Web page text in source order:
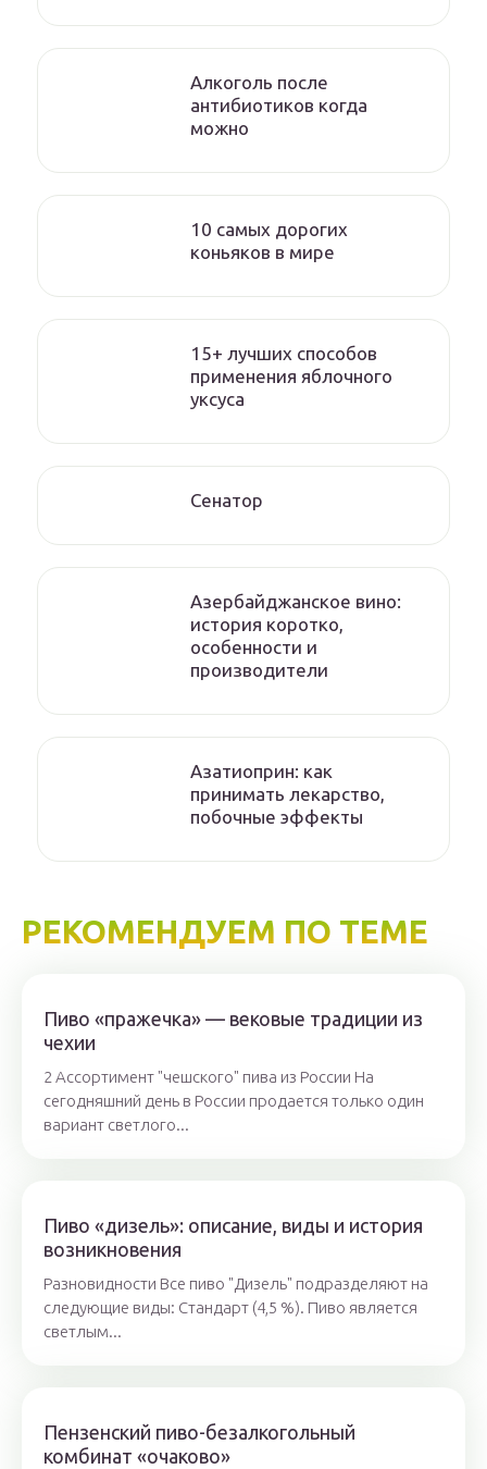
Алкоголь после
антибиотиков когда
можно
10 самых дорогих
коньяков в мире
15+ лучших способов
применения яблочного
уксуса
Сенатор
Азербайджанское вино:
история коротко,
особенности и
производители
Азатиоприн: как
принимать лекарство,
побочные эффекты
РЕКОМЕНДУЕМ ПО ТЕМЕ
Пиво «пражечка» — вековые традиции из
чехии
2 Ассортимент "чешского" пива из России На
сегодняшний день в России продается только один
вариант светлого...
Пиво «дизель»: описание, виды и история
возникновения
Разновидности Все пиво "Дизель" подразделяют на
следующие виды: Стандарт (4,5 %). Пиво является
светлым...
Пензенский пиво-безалкогольный
комбинат «очаково»